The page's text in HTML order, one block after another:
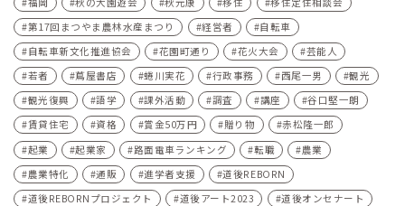
第17回まつやま農林水産まつり
経営者
自転車
自転車新文化推進協会
花園町通り 花火大会
芸能人
若者
蔦屋書店 蜷川実花 行政事務 西尾一男
観光
観光復興
語学 課外活動 調査 講座
谷口堅一朗
賃貸住宅
資格 賞金50万円 贈り物
赤松隆一郎
起業
起業家 路面電車ランキング 転職
農業
農業特化
通販 進学者支援
道後REBORN
道後REBORNプロジェクト
道後アート2023
道後オンセナート